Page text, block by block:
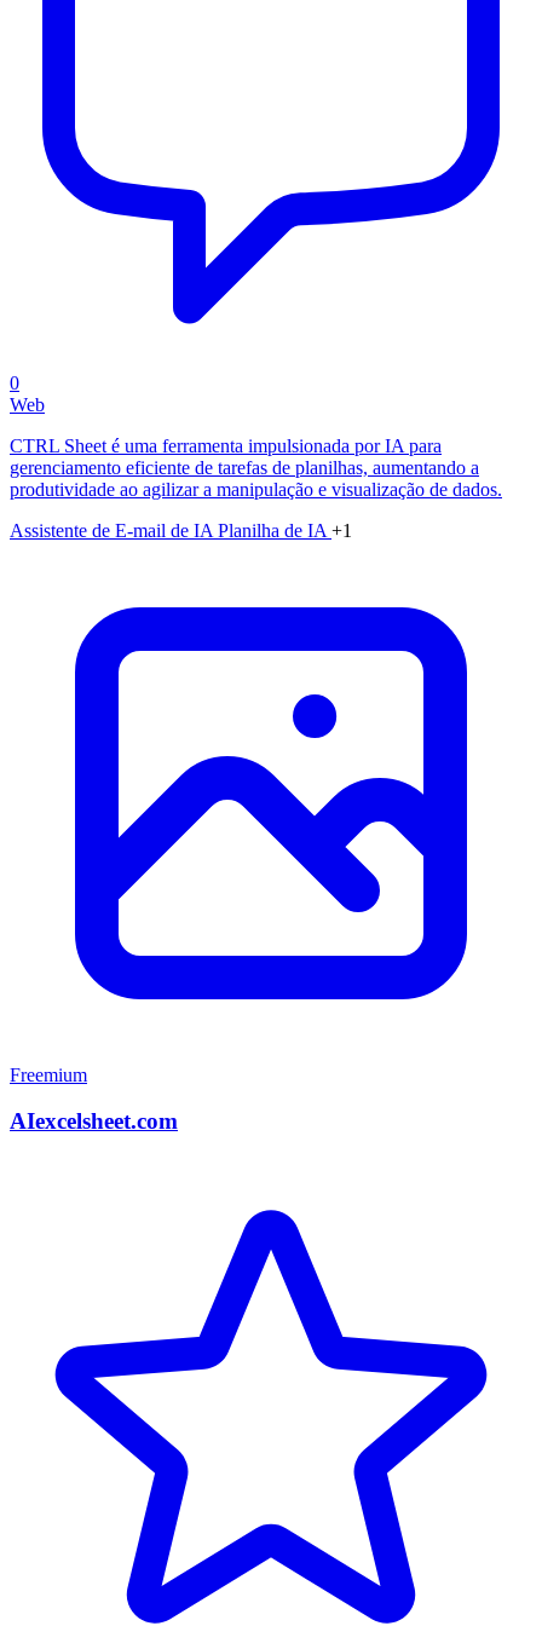
0
Web
CTRL Sheet é uma ferramenta impulsionada por IA para
gerenciamento eficiente de tarefas de planilhas, aumentando a
produtividade ao agilizar a manipulação e visualização de dados.
Assistente de E-mail de IA Planilha de IA +1
Freemium
AIexcelsheet.com